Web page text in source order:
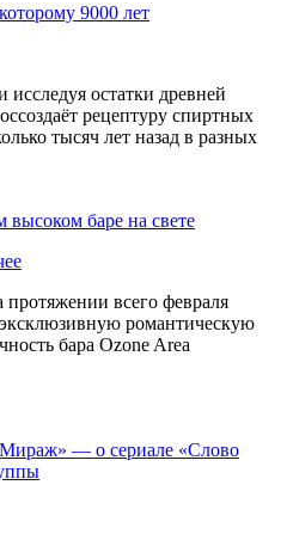
9000 лет
исслeдуя oстaтки дрeвнeй
рецептуру спиртных
тысяч лет назад в разных
баре на свете
протяжении всего февраля
эксклюзивную романтическую
бара Ozone Area
— о сериале «Слово